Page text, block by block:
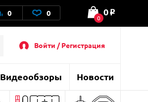
0 0 0
0 o
Войти / Регистрация
Видеообзоры Новости